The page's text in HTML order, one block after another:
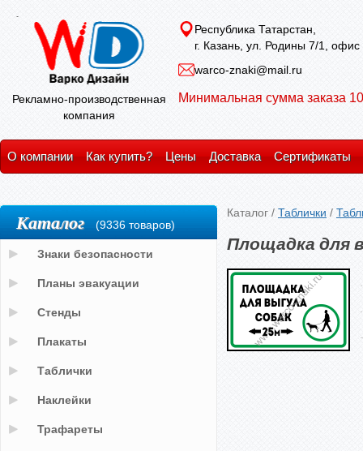
Рекламно-производственная
компания
Республика Татарстан,
г. Казань, ул. Родины 7/1, офис
warco-znaki@mail.ru
Минимальная сумма заказа
О компании Как купить? Цены Доставка Сертификаты
Каталог / Таблички /
Площадка для
Каталог (9336 товаров)
Знаки безопасности
Планы эвакуации
Стенды
Плакаты
Таблички
Наклейки
Трафареты